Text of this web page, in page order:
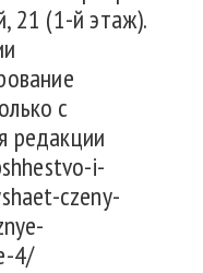
21 (1-й этаж).
с
редакции
i-
czeny-
4/